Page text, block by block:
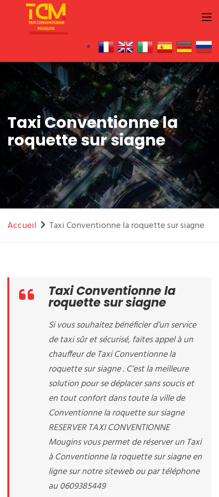
Taxi Conventionne la
roquette sur siagne
Accueil Taxi Conventionne la roquette sur siagne
Taxi Conventionne la
roquette sur siagne
Si vous souhaitez bénéficier d’un service
de taxi sûr et sécurisé, faites appel à un
chauffeur de Taxi Conventionne la
roquette sur siagne . C’est la meilleure
solution pour se déplacer sans soucis et
en tout confort dans toute la ville de
Conventionne la roquette sur siagne
RESERVER TAXI CONVENTIONNE
Mougins vous permet de réserver un Taxi
à Conventionne la roquette sur siagne en
ligne sur notre siteweb ou par téléphone
au 0609385449